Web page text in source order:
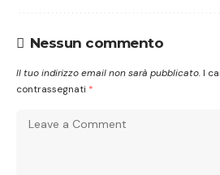
Nessun commento
Il tuo indirizzo email non sarà pubblicato. I
contrassegnati *